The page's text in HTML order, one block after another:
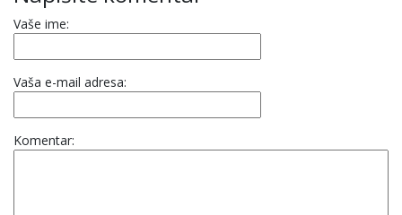
Vaše ime:
Vaša e-mail adresa:
Komentar: